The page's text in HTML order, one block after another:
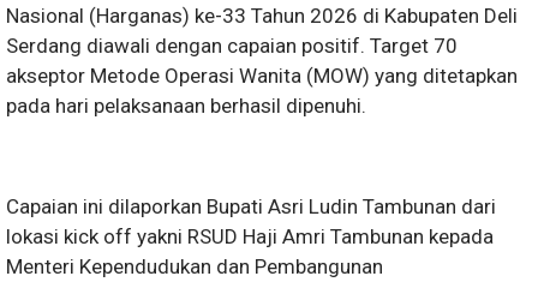
Nasional (Harganas) ke-33 Tahun 2026 di Kabupaten Deli
Serdang diawali dengan capaian positif. Target 70
akseptor Metode Operasi Wanita (MOW) yang ditetapkan
pada hari pelaksanaan berhasil dipenuhi.
Capaian ini dilaporkan Bupati Asri Ludin Tambunan dari
lokasi kick off yakni RSUD Haji Amri Tambunan kepada
Menteri Kependudukan dan Pembangunan